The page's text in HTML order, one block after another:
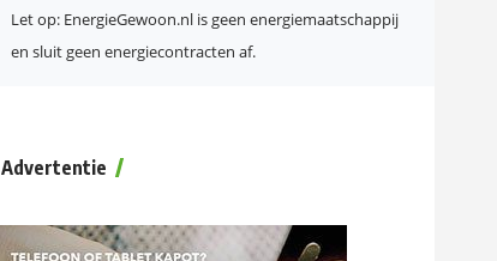
Let op: EnergieGewoon.nl is geen energiemaatschappij
en sluit geen energiecontracten af.
Advertentie